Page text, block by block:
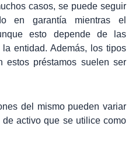
casos, se puede seguir
en garantía mientras el
esto depende de las
entidad. Además, los tipos
préstamos suelen ser
del mismo pueden variar
activo que se utilice como